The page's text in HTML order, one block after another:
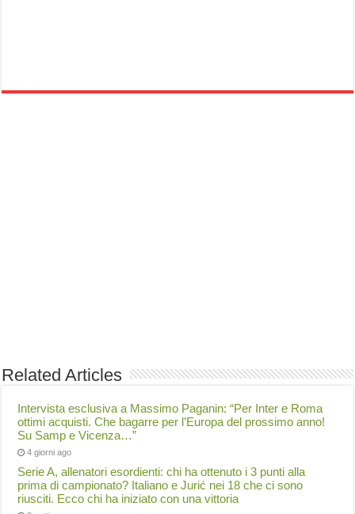
Related Articles
Intervista esclusiva a Massimo Paganin: “Per Inter e Roma
ottimi acquisti. Che bagarre per l’Europa del prossimo anno!
Su Samp e Vicenza…”
4 giorni ago
Serie A, allenatori esordienti: chi ha ottenuto i 3 punti alla
prima di campionato? Italiano e Jurić nei 18 che ci sono
riusciti. Ecco chi ha iniziato con una vittoria